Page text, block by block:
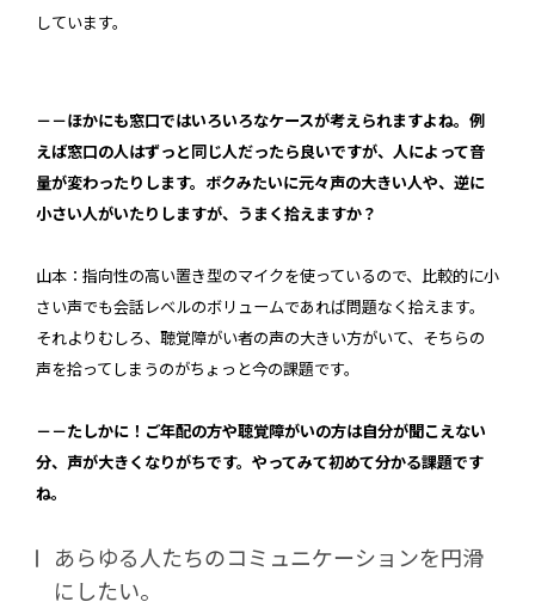
しています。
－－ほかにも窓口ではいろいろなケースが考えられますよね。例
えば窓口の人はずっと同じ人だったら良いですが、人によって音
量が変わったりします。ボクみたいに元々声の大きい人や、逆に
小さい人がいたりしますが、うまく拾えますか？
山本：指向性の高い置き型のマイクを使っているので、比較的に小
さい声でも会話レベルのボリュームであれば問題なく拾えます。
それよりむしろ、聴覚障がい者の声の大きい方がいて、そちらの
声を拾ってしまうのがちょっと今の課題です。
－－たしかに！ご年配の方や聴覚障がいの方は自分が聞こえない
分、声が大きくなりがちです。やってみて初めて分かる課題です
ね。
あらゆる人たちのコミュニケーションを円滑
にしたい。